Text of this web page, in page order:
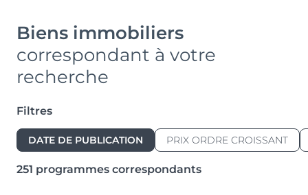
Biens immobiliers
correspondant à votre
recherche
Filtres
DATE DE PUBLICATION PRIX ORDRE CROISSANT
251 programmes correspondants